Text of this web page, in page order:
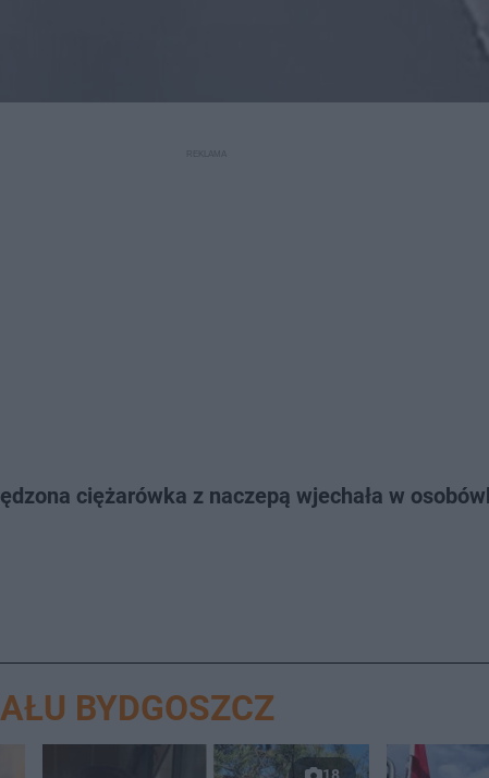
ciężarówka z naczepą wjechała w
BYDGOSZCZ